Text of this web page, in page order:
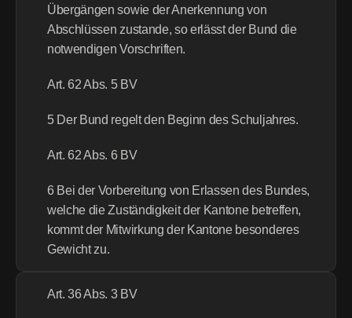
Übergängen sowie der Anerkennung von
Abschlüssen zustande, so erlässt der Bund die
notwendigen Vorschriften.
Art. 62 Abs. 5 BV
5 Der Bund regelt den Beginn des Schuljahres.
Art. 62 Abs. 6 BV
6 Bei der Vorbereitung von Erlassen des Bundes,
welche die Zuständigkeit der Kantone betreffen,
kommt der Mitwirkung der Kantone besonderes
Gewicht zu.
Art. 36 Abs. 3 BV